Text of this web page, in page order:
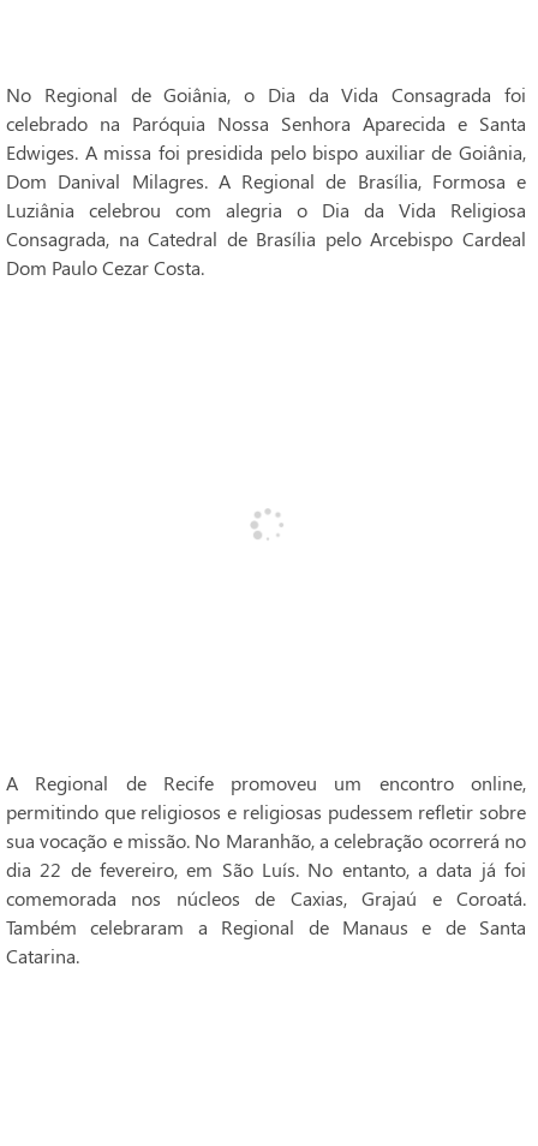
No Regional de Goiânia, o Dia da Vida Consagrada foi
celebrado na Paróquia Nossa Senhora Aparecida e Santa
Edwiges. A missa foi presidida pelo bispo auxiliar de Goiânia,
Dom Danival Milagres. A Regional de Brasília, Formosa e
Luziânia celebrou com alegria o Dia da Vida Religiosa
Consagrada, na Catedral de Brasília pelo Arcebispo Cardeal
Dom Paulo Cezar Costa.
A Regional de Recife promoveu um encontro online,
permitindo que religiosos e religiosas pudessem refletir sobre
sua vocação e missão. No Maranhão, a celebração ocorrerá no
dia 22 de fevereiro, em São Luís. No entanto, a data já foi
comemorada nos núcleos de Caxias, Grajaú e Coroatá.
Também celebraram a Regional de Manaus e de Santa
Catarina.